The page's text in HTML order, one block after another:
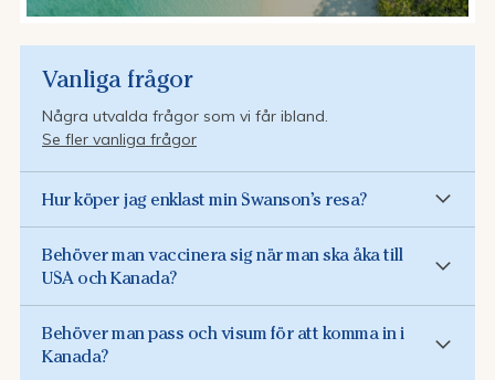
Vanliga frågor
Några utvalda frågor som vi får ibland.
Se fler vanliga frågor
Hur köper jag enklast min Swanson’s resa?
Behöver man vaccinera sig när man ska åka till
USA och Kanada?
Behöver man pass och visum för att komma in i
Kanada?